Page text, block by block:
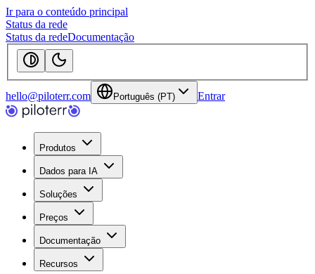
Ir para o conteúdo principal
Status da rede
Status da redeDocumentação
hello@piloterr.com Português (PT) Entrar
Produtos
Dados para IA
Soluções
Preços
Documentação
Recursos